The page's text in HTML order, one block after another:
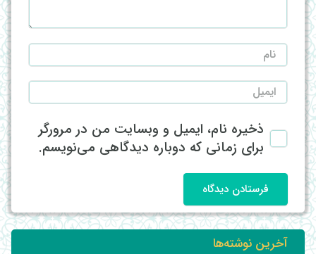
ذخیره نام، ایمیل و وبسایت من در مرورگر
برای زمانی که دوباره دیدگاهی می‌نویسم.
فرستادن دیدگاه
آخرین نوشته‌ها